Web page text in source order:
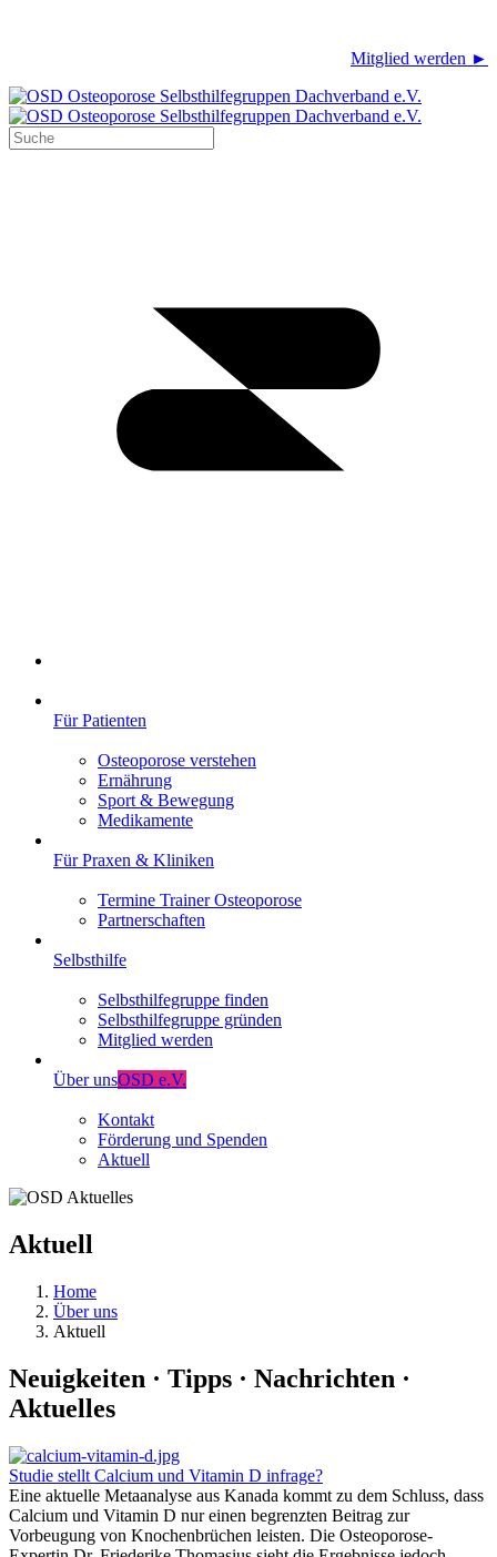
Mitglied werden ►
Für Patienten
Osteoporose verstehen
Ernährung
Sport & Bewegung
Medikamente
Für Praxen & Kliniken
Termine Trainer Osteoporose
Partnerschaften
Selbsthilfe
Selbsthilfegruppe finden
Selbsthilfegruppe gründen
Mitglied werden
Über unsOSD e.V.
Kontakt
Förderung und Spenden
Aktuell
Aktuell
Home
Über uns
Aktuell
Neuigkeiten · Tipps · Nachrichten ·
Aktuelles
Studie stellt Calcium und Vitamin D infrage?
Eine aktuelle Metaanalyse aus Kanada kommt zu dem Schluss, dass
Calcium und Vitamin D nur einen begrenzten Beitrag zur
Vorbeugung von Knochenbrüchen leisten. Die Osteoporose-